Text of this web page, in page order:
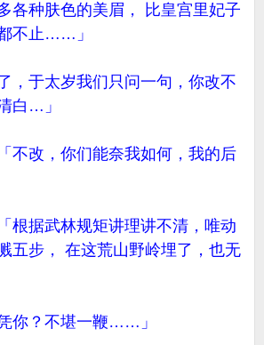
各种肤色的美眉， 比皇宫里妃子
不止……」
，于太岁我们只问一句，你改不
白…」
不改，你们能奈我如何，我的后
根据武林规矩讲理讲不清，唯动
五步， 在这荒山野岭埋了，也无
你？不堪一鞭……」